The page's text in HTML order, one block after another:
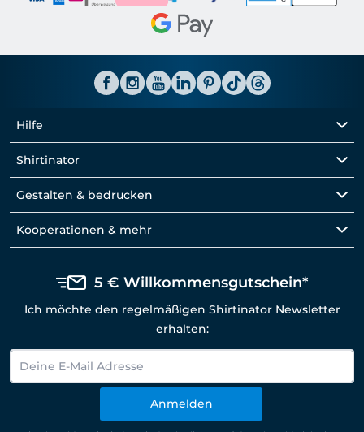
Hilfe
Shirtinator
Gestalten & bedrucken
Kooperationen & mehr
5 € Willkommensgutschein*
Ich möchte den regelmäßigen Shirtinator Newsletter
erhalten:
Anmelden